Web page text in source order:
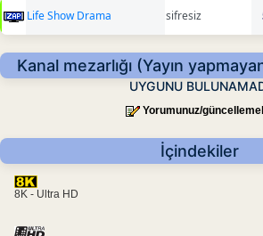
Life Show Drama sifresiz
Kanal mezarlığı (Yayın
UYGUNU
Yorumunuz/
İçindekiler
8K - Ultra HD